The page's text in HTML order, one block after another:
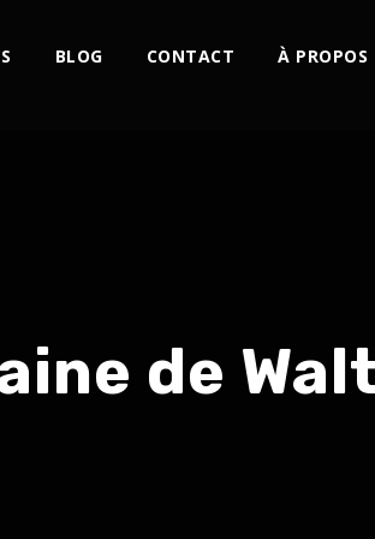
BLOG CONTACT À PROPOS
de